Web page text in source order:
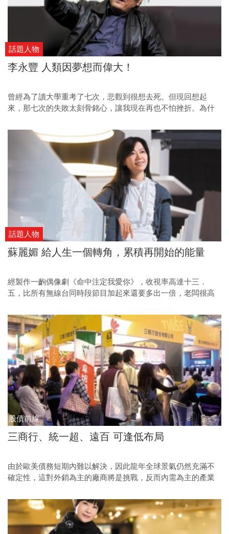
話題人物
李永豐 人類因夢想而偉大！
曾經為了讀大學重考了七次，悲觀到很想去死。但現回想起
來，那七次的失敗太刻骨銘心，讓我現在再也不怕挫折。為什
麼，人類因夢想而偉大啊！
話題人物
蘇麗媚 給人生一個轉角，累積再開始的能量
經製作一齣偶像劇《命中注定我愛你》，收視率高達十三．
五，比所有無線台同時段節目加起來還要多出一倍，老闆很高
很空虛，總覺得沒有做出值得對自己交代的事。直到有一天，
我看到有則新聞報導，女明星錢幽蘭因為被我們的戲感動，而
走出困擾她很久的憂鬱症。
股債前線
三商行、統一超、遠百 可逢低布局
由於歐美債務短期內難以解決，因此龍年全球景氣仍然充滿不
確定性，這對外銷為主的廠商將是挑戰，反而內需為主的產業
低，可以伺機找買點。